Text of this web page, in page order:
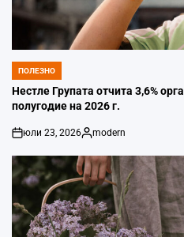
POSTED
IN
ПОЛЕЗНО
Нестле Групата отчита 3,6%
полугодие на 2026 г.
on
юли 23, 2026
Posted
modern